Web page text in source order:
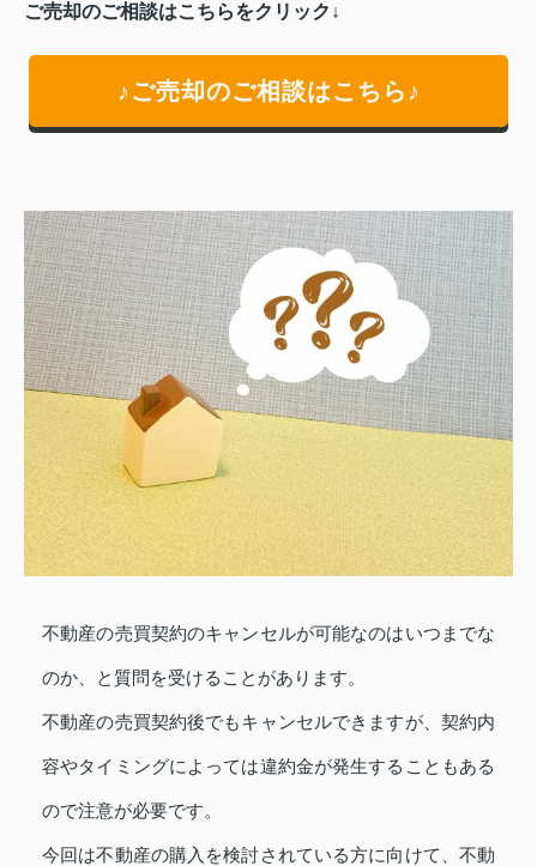
ご売却のご相談はこちらをクリック↓
♪ご売却のご相談はこちら♪
不動産の売買契約のキャンセルが可能なのはいつまでな
のか、と質問を受けることがあります。
不動産の売買契約後でもキャンセルできますが、契約内
容やタイミングによっては違約金が発生することもある
ので注意が必要です。
今回は不動産の購入を検討されている方に向けて、不動